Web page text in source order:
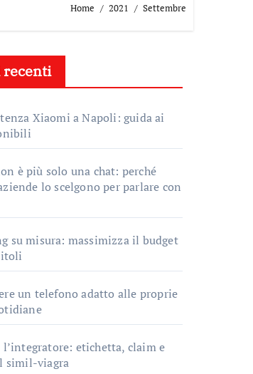
Home 2021 Settembre
Xiaomi a Napoli: guida ai
è più solo una chat: perché
lo scelgono per parlare con
su misura: massimizza il budget
un telefono adatto alle proprie
l’integratore: etichetta, claim e
simil-viagra